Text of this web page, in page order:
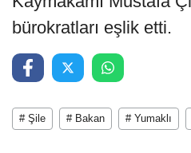
bürokratları eşlik etti.
# Şile # Bakan # Yumaklı